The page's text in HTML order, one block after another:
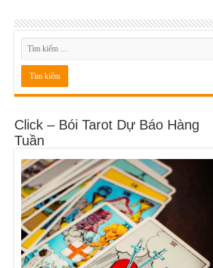
Click – Bói Tarot Dự Báo Hàng
Tuần